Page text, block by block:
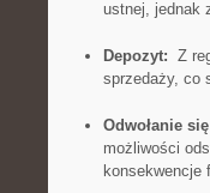
ustnej, jednak
Depozyt:
Z
sprzedaży, co
Odwołanie
możliwości
konsekwencje